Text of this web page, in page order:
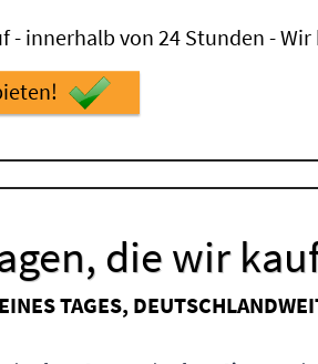
- innerhalb von 24 Stunden -
die wir
TAGES,